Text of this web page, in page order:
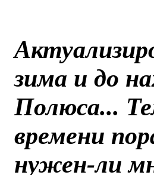
зима и до
Полюса...
времени
нужен-ли